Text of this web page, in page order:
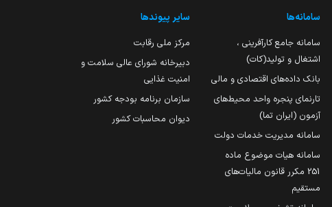
سامانه‌ها
سامانه جامع کارآفرینی ،
اشتغال و تولید(کات)
بانک داده‌های اقتصادی و مالی
تارنمای پنجره واحد محیط‌های
آزمون (ایران تما)
سامانه مدیریت خدمات دولت
سامانه هیات موضوع ماده
251 مکرر قانون مالیات‌های
مستقیم
سایر پیوندها
مرکز ملی رقابت
دبیرخانه شورای عالی سلامت و
امنیت غذایی
سازمان برنامه بودجه کشور
دیوان محاسبات کشور